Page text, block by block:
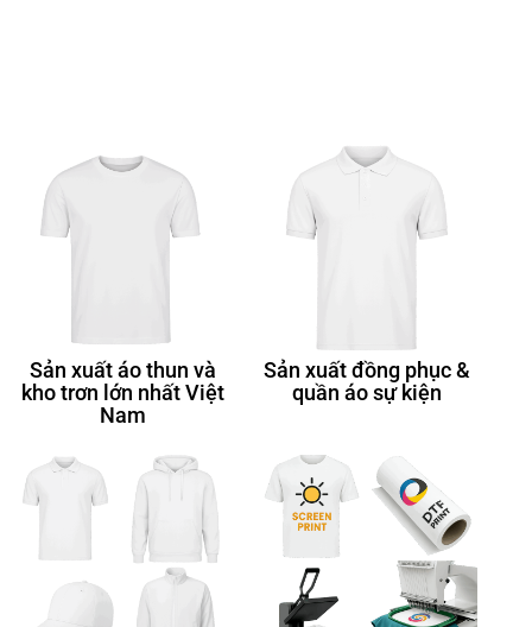
Sản xuất áo thun và
kho trơn lớn nhất Việt
Nam
Sản xuất đồng phục &
quần áo sự kiện